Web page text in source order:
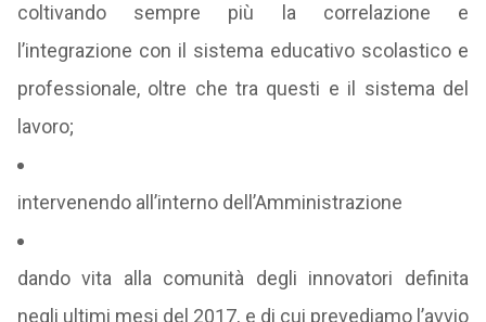
coltivando sempre più la correlazione e
l’integrazione con il sistema educativo scolastico e
professionale, oltre che tra questi e il sistema del
lavoro;
intervenendo all’interno dell’Amministrazione
dando vita alla comunità degli innovatori definita
negli ultimi mesi del 2017, e di cui prevediamo l’avvio